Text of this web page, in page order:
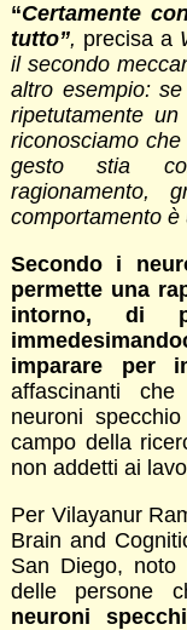
“Certamente
tutto”, precisa a
il secondo
altro esempio:
ripetutamente
riconosciamo
gesto stia
ragionamento,
comportamento è
Secondo i
permette una
intorno, di
imparare per
affascinanti
neuroni
campo della
non addetti ai
Per Vilayanur
Brain and
San Diego,
delle persone
neuroni